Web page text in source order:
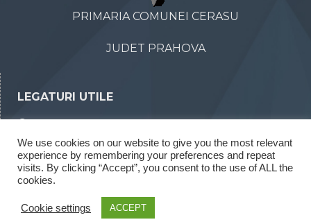
PRIMARIA COMUNEI CERASU
JUDET PRAHOVA
LEGATURI UTILE
Declaratii de interese
Rapoarte legea 52/2003
We use cookies on our website to give you the most relevant
experience by remembering your preferences and repeat
visits. By clicking “Accept”, you consent to the use of ALL the
cookies.
Cookie settings ACCEPT